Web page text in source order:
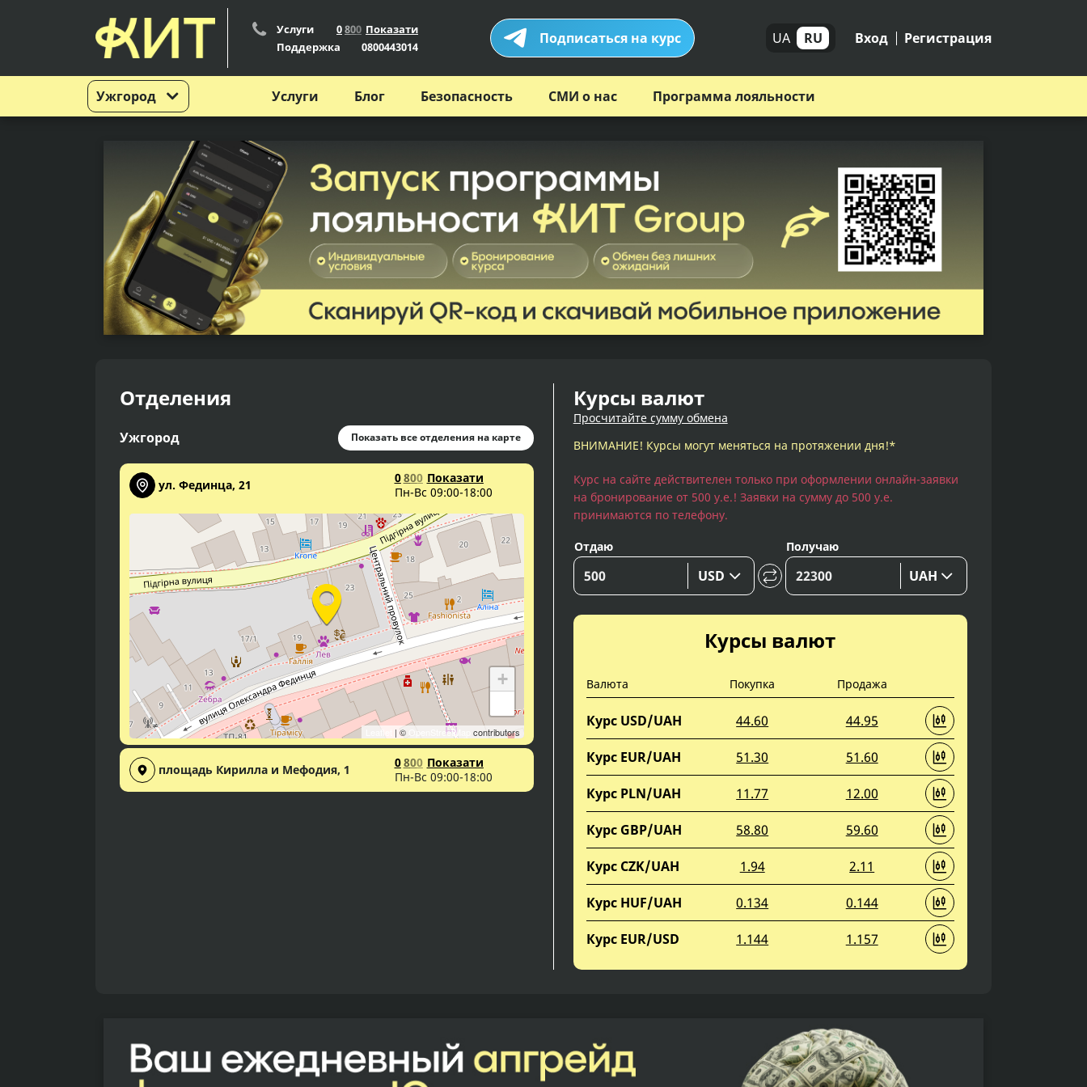
Ужгород
Услуги 0800 Показати
Поддержка
0800443014 Подписаться на курс UA RU Вход Регистрация
Услуги Блог Безопасность СМИ о нас Программа лояльности
Курсы валют
Просчитайте сумму обмена
ВНИМАНИЕ! Курсы могут меняться на протяжении дня!*
Курс на сайте действителен только при оформлении онлайн-заявки
на бронирование от 500 у.е.! Заявки на сумму до 500 у.е.
принимаются по телефону.
Отдаю
USD
Получаю
UAH
Курсы валют
Валюта Покупка Продажа
Курс USD/UAH 44.60 44.95
Курс EUR/UAH 51.30 51.60
Курс PLN/UAH 11.77 12.00
Курс GBP/UAH 58.80 59.60
Курс CZK/UAH 1.94 2.11
Курс HUF/UAH 0.134 0.144
Курс EUR/USD 1.144 1.157
Отделения
Ужгород Показать все отделения на карте
ул. Фединца, 21 0800 Показати
Пн-Вс 09:00-18:00
+
Leaflet | © OpenStreetMap contributors
площадь Кирилла и Мефодия, 1 0800 Показати
Пн-Вс 09:00-18:00